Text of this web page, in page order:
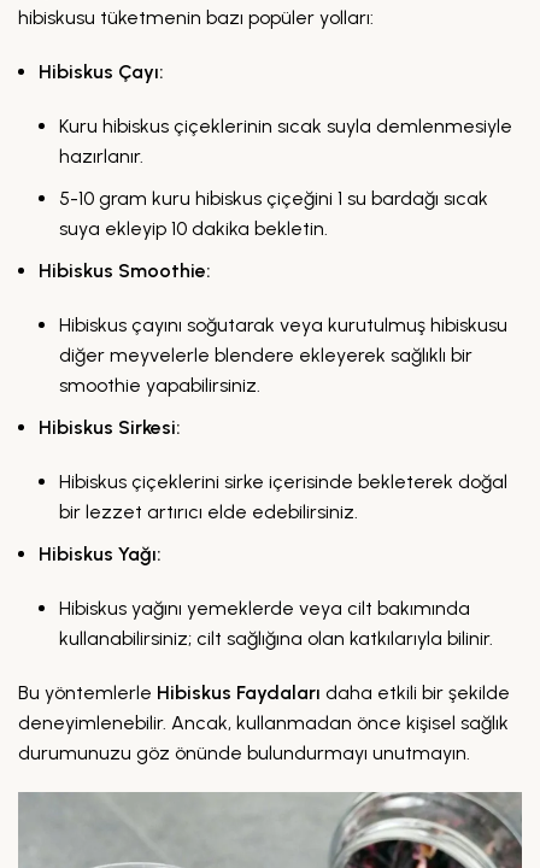
hibiskusu tüketmenin bazı popüler yolları:
Hibiskus Çayı:
Kuru hibiskus çiçeklerinin sıcak suyla demlenmesiyle
hazırlanır.
5-10 gram kuru hibiskus çiçeğini 1 su bardağı sıcak
suya ekleyip 10 dakika bekletin.
Hibiskus Smoothie:
Hibiskus çayını soğutarak veya kurutulmuş hibiskusu
diğer meyvelerle blendere ekleyerek sağlıklı bir
smoothie yapabilirsiniz.
Hibiskus Sirkesi:
Hibiskus çiçeklerini sirke içerisinde bekleterek doğal
bir lezzet artırıcı elde edebilirsiniz.
Hibiskus Yağı:
Hibiskus yağını yemeklerde veya cilt bakımında
kullanabilirsiniz; cilt sağlığına olan katkılarıyla bilinir.
Bu yöntemlerle Hibiskus Faydaları daha etkili bir şekilde
deneyimlenebilir. Ancak, kullanmadan önce kişisel sağlık
durumunuzu göz önünde bulundurmayı unutmayın.